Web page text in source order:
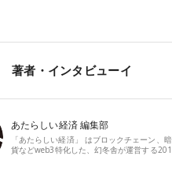
著者・インタビューイ
あたらしい経済 編集部
「あたらしい経済」 はブロックチェーン、
貨などweb3特化した、幻冬舎が運営する